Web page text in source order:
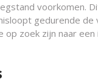
voorkomen.
gedurende
zoek zijn naar